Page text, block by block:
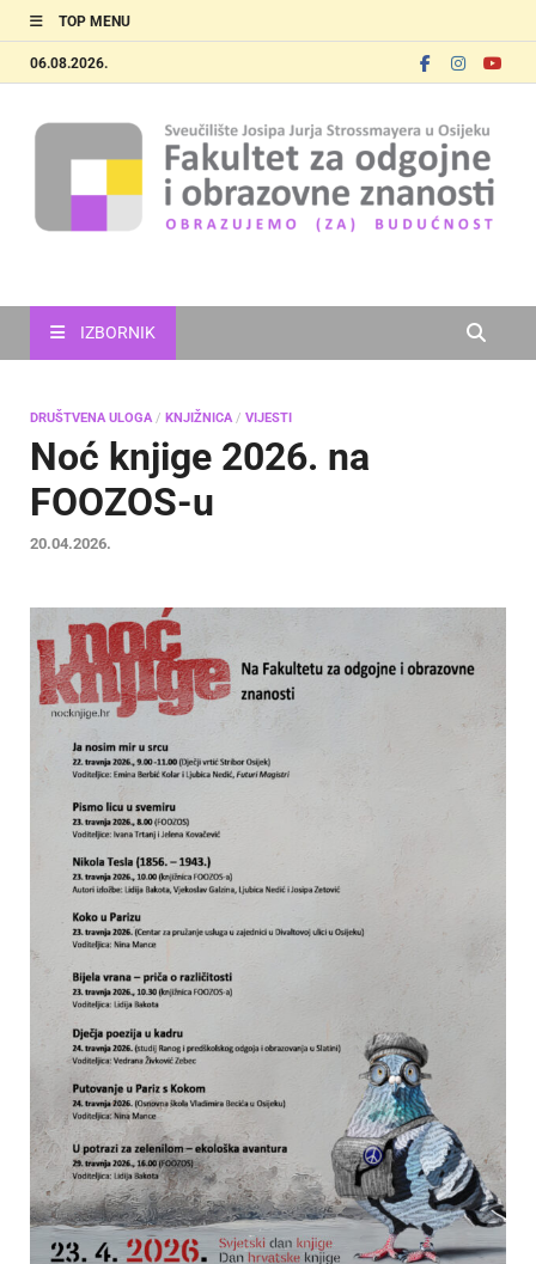
TOP MENU
06.08.2026.
IZBORNIK
DRUŠTVENA ULOGA/ KNJIŽNICA/ VIJESTI
Noć knjige 2026. na
FOOZOS-u
20.04.2026.